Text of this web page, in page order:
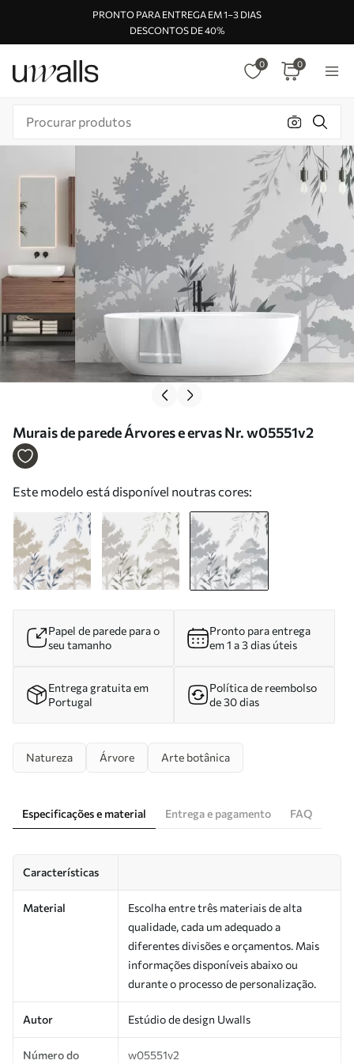
PRONTO PARA ENTREGA EM 1–3 DIAS
DESCONTOS DE 40%
0 0
Murais de parede Árvores e ervas Nr. w05551v2
Este modelo está disponível noutras cores:
Papel de parede para o
seu tamanho
Pronto para entrega
em 1 a 3 dias úteis
Entrega gratuita em
Portugal
Política de reembolso
de 30 dias
Natureza Árvore Arte botânica
Especificações e material Entrega e pagamento FAQ
Características
Material
Escolha entre três materiais de alta
qualidade, cada um adequado a
diferentes divisões e orçamentos. Mais
informações disponíveis abaixo ou
durante o processo de personalização.
Autor Estúdio de design Uwalls
Número do
w05551v2